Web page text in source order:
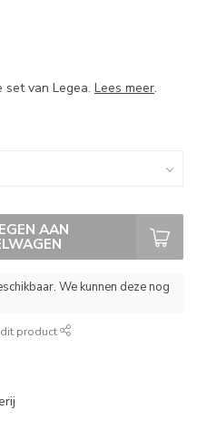
set van Legea. Lees meer.
AAN
We kunnen deze nog
product